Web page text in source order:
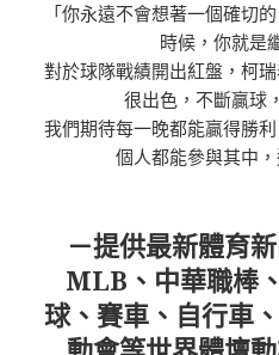
「你永遠不會想著一個確切
時候，你就是
對於球隊戰績開出紅盤，柯
很出色，不斷贏球
我們期待每一晚都能贏得勝
個人都能參與其中，
－提供最新體育
MLB、中華職棒
球、賽車、自行車